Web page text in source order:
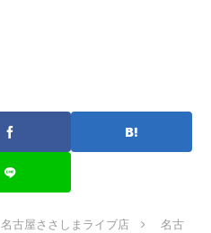
名古屋ささしまライブ店
名古